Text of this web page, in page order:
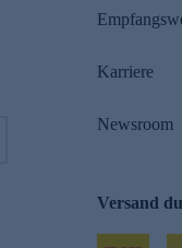
Karriere
Newsroom
Versand